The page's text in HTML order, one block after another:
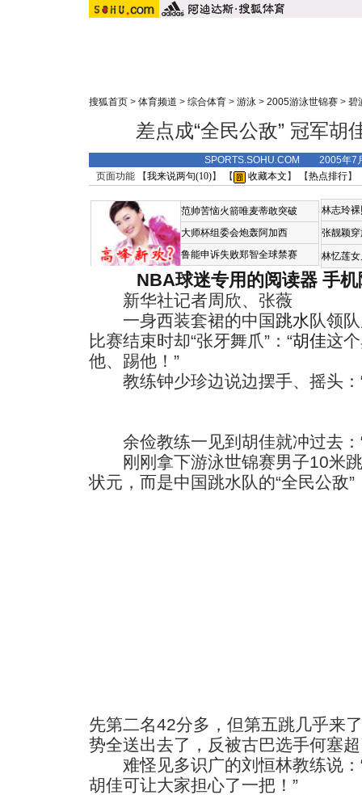
搜狐首页 > 体育频道 > 综合体育 > 游泳 > 2005游泳世锦赛 > 碧
差点成“全民公敌” 冠军胡
SPORTS.SOHU.COM 2005年7
页面功能 【我来说两句(10)】 【 收藏本文 】 【热点排行】
范帅苦恼火箭唯麦蒂敢突破
大师杯组委会炮轰阿加西
鲁能申诉失败郑智全球禁赛
林志玲
张靓颖
林忆莲
NBA球迷专用的阅读器 手
新华社记者周欣、张薇
一身西装套裙的中国跳水队领
比赛结束时却“张牙舞爪”：“胡佳这
他、踢他！”
教练钟少珍边说边摆手、摇头：
余俭教练一见到胡佳就冲过去：
刚刚拿下游泳世锦赛男子10米跳
状元，而是中国跳水队的“全民公敌
先第二名42分多，但第五跳几乎来
势全送出去了，反被古巴选手何塞
难怪见多识广的刘恒林教练说：
胡佳可让大家担心了一把！”